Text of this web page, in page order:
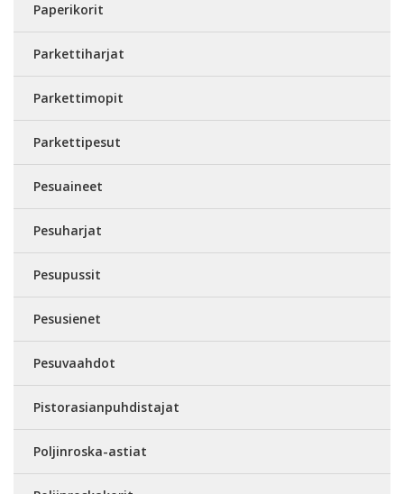
Paperikorit
Parkettiharjat
Parkettimopit
Parkettipesut
Pesuaineet
Pesuharjat
Pesupussit
Pesusienet
Pesuvaahdot
Pistorasianpuhdistajat
Poljinroska-astiat